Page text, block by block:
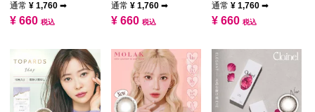
通常 ¥ 1,760 ➡
¥ 660 税込
通常 ¥ 1,760 ➡
¥ 660 税込
通常 ¥ 1,760 ➡
¥ 660 税込